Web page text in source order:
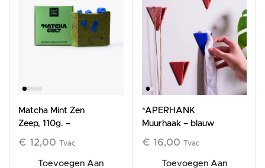
Matcha Mint Zen
Zeep, 110g. –
ontgiftend
€ 12,00 Tvac
Toevoegen Aan
*APERHANK
Muurhaak – blauw
€ 16,00 Tvac
Toevoegen Aan